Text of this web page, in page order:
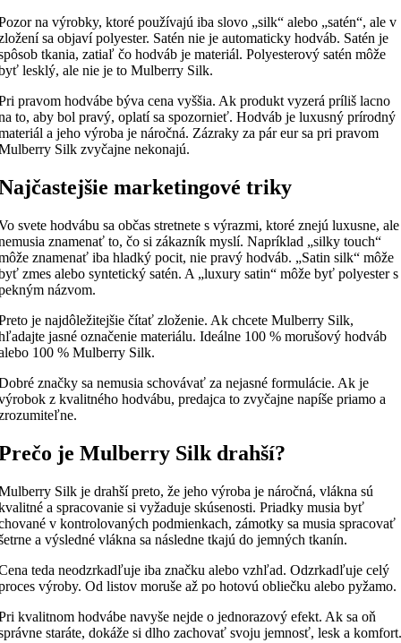
na výrobky, ktoré používajú iba slovo „silk“ alebo „satén“, ale v
sa objaví polyester. Satén nie je automaticky hodváb. Satén je
tkania, zatiaľ čo hodváb je materiál. Polyesterový satén môže
lesklý, ale nie je to Mulberry Silk.
pravom hodvábe býva cena vyššia. Ak produkt vyzerá príliš lacno
to, aby bol pravý, oplatí sa spozornieť. Hodváb je luxusný prírodný
a jeho výroba je náročná. Zázraky za pár eur sa pri pravom
Silk zvyčajne nekonajú.
marketingové triky
svete hodvábu sa občas stretnete s výrazmi, ktoré znejú luxusne, ale
znamenať to, čo si zákazník myslí. Napríklad „silky touch“
znamenať iba hladký pocit, nie pravý hodváb. „Satin silk“ môže
zmes alebo syntetický satén. A „luxury satin“ môže byť polyester s
názvom.
je najdôležitejšie čítať zloženie. Ak chcete Mulberry Silk,
jasné označenie materiálu. Ideálne 100 % morušový hodváb
100 % Mulberry Silk.
značky sa nemusia schovávať za nejasné formulácie. Ak je
z kvalitného hodvábu, predajca to zvyčajne napíše priamo a
je Mulberry Silk drahší?
Silk je drahší preto, že jeho výroba je náročná, vlákna sú
a spracovanie si vyžaduje skúsenosti. Priadky musia byť
v kontrolovaných podmienkach, zámotky sa musia spracovať
a výsledné vlákna sa následne tkajú do jemných tkanín.
teda neodzrkadľuje iba značku alebo vzhľad. Odzrkadľuje celý
výroby. Od listov moruše až po hotovú obliečku alebo pyžamo.
kvalitnom hodvábe navyše nejde o jednorazový efekt. Ak sa oň
staráte, dokáže si dlho zachovať svoju jemnosť, lesk a komfort.